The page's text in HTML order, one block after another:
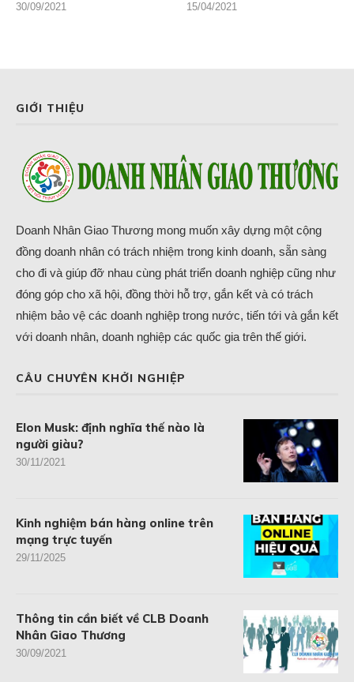
30/09/2021 15/04/2021
GIỚI THIỆU
Doanh Nhân Giao Thương mong muốn xây dựng một cộng
đồng doanh nhân có trách nhiệm trong kinh doanh, sẵn sàng
cho đi và giúp đỡ nhau cùng phát triển doanh nghiệp cũng như
đóng góp cho xã hội, đồng thời hỗ trợ, gắn kết và có trách
nhiệm bảo vệ các doanh nghiệp trong nước, tiến tới và gắn kết
với doanh nhân, doanh nghiệp các quốc gia trên thế giới.
CÂU CHUYÊN KHỞI NGHIỆP
Elon Musk: định nghĩa thế nào là
người giàu?
30/11/2021
Kinh nghiệm bán hàng online trên
mạng trực tuyến
29/11/2025
Thông tin cần biết về CLB Doanh
Nhân Giao Thương
30/09/2021